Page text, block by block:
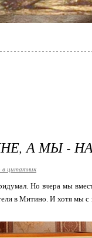
А МЫ -
в цитатник
Но вчера мы
в Митино. И хотя мы с